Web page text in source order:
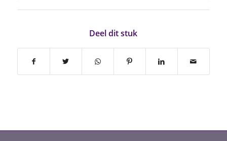
Deel dit stuk